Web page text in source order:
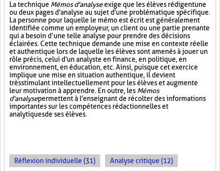
La technique Mémos d'analyseexige que les élèves rédigent une
ou deux pages d'analyse au sujet d'une problématique spécifique.
La personne pour laquelle le mémo est écrit est généralement
identifiée comme un employeur, un client ou une partie prenante
qui a besoin d’une telle analyse pour prendre des décisions
éclairées. Cette technique demande une mise en contexte réelle
et authentique lors de laquelle les élèves sont amenés à jouer un
rôle précis, celui d'un analyste en finance, en politique, en
environnement, en éducation, etc. Ainsi, puisque cet exercice
implique une mise en situation authentique, il devient
très stimulant intellectuellement pour les élèves et augmente
leur motivation à apprendre. En outre, les Mémos
d'analysepermettent à l'enseignant de récolter des informations
importantes sur les compétences rédactionnelles et
analytiques de ses élèves.
Réflexion individuelle (31) Analyse critique (12)